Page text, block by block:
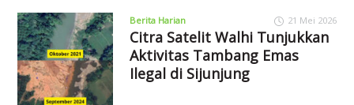
Berita Harian 21 Mei 2026
Citra Satelit Walhi Tunjukkan
Aktivitas Tambang Emas
Ilegal di Sijunjung